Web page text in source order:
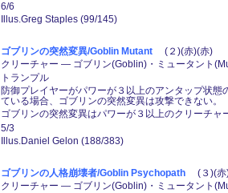
6/6
Illus.Greg Staples (99/145)
ゴブリンの突然変異/Goblin Mutant (２)(赤)(赤)
クリーチャー ― ゴブリン(Goblin)・ミュータント
トランプル
防御プレイヤーがパワーが３以上のアンタップ状態
ている場合、ゴブリンの突然変異は攻撃できない。
ゴブリンの突然変異はパワーが３以上のクリーチャ
5/3
Illus.Daniel Gelon (188/383)
ゴブリンの人格崩壊者/Goblin Psychopath (３)(赤
クリーチャー ― ゴブリン(Goblin)・ミュータント